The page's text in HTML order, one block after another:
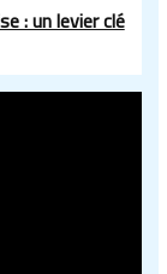
: un levier clé